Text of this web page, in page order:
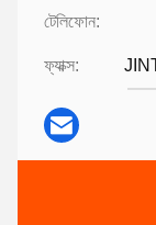
টেলিফোন:
ফ্যাক্স: